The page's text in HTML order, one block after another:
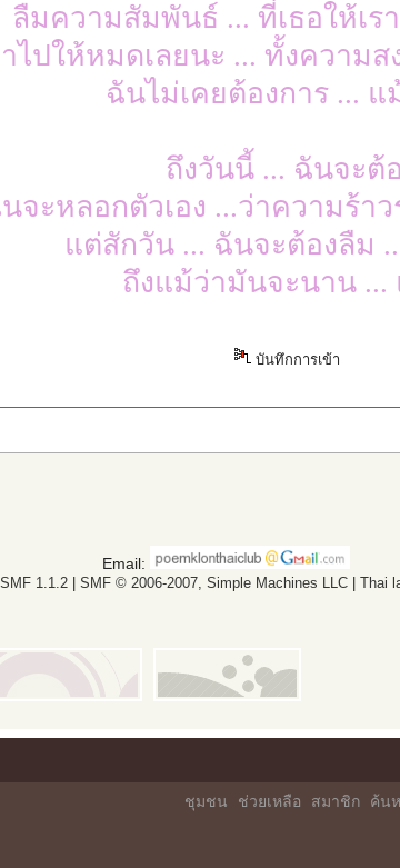
ลืมความสัมพันธ์ ... ที่เธอให้เร
าไปให้หมดเลยนะ ... ทั้งความ
ฉันไม่เคยต้องการ ... แ
ถึงวันนี้ ... ฉันจะต้
จะหลอกตัวเอง ...ว่าความร้า
แต่สักวัน ... ฉันจะต้องลืม
ถึงแม้ว่ามันจะนาน ...
บันทึกการเข้า
Email:
1.1.2| SMF © 2006-2007, Simple Machines LLC| Thai
ชุมชน ช่วยเหลือ สมาชิก ค้น